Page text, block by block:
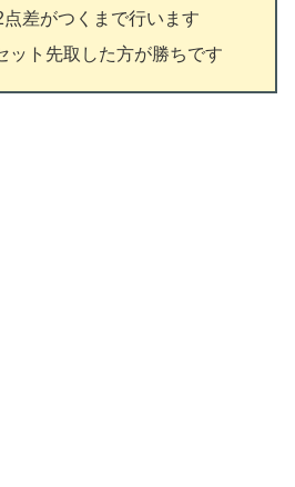
差がつくまで行います
ット先取した方が勝ちです